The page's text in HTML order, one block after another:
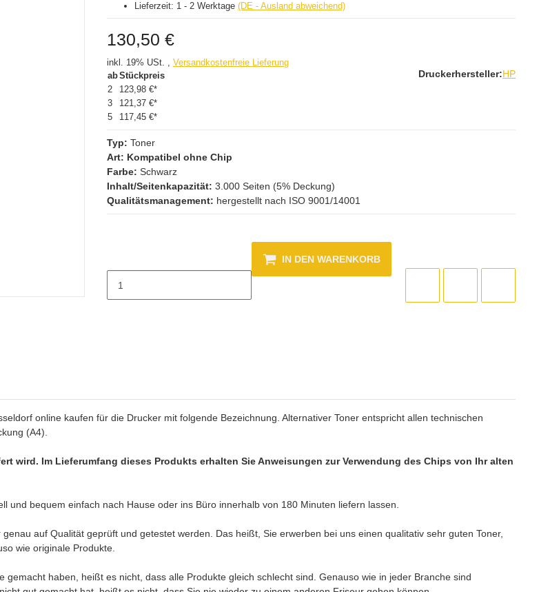
Lieferzeit: 1 - 2 Werktage (DE - Ausland abweichend)
130,50 €
inkl. 19% USt. , Versandkostenfreie Lieferung
abStückpreis
2
123,98 €*
3
121,37 €*
5
117,45 €*
Druckerhersteller:HP
Typ: Toner
Art: Kompatibel ohne Chip
Farbe: Schwarz
Inhalt/Seitenkapazität: 3.000 Seiten (5% Deckung)
Qualitätsmanagement: hergestellt nach ISO 9001/14001
IN DEN WARENKORB
online kaufen für die Drucker mit folgende Bezeichnung. Alternativer Toner entspricht allen technischen
(A4).
wird. Im Lieferumfang dieses Produkts erhalten Sie Anweisungen zur Verwendung des Chips von Ihr alten
und bequem einfach nach Hause oder ins Büro innerhalb von 180 Minuten liefern lassen.
auf Qualität geprüft und getestet werden. Das heißt, Sie erwerben bei uns einen qualitativ sehr guten Toner,
wie originale Produkte.
haben, heißt es nicht, dass alle Produkte gleich schlecht sind. Genauso wie in jeder Branche sind